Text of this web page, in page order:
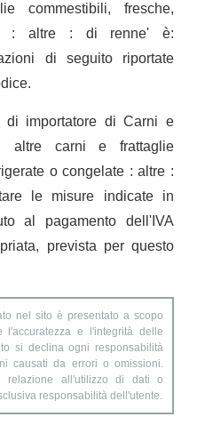
commestibili, fresche,
: altre : di renne' è:
di seguito riportate
di importatore di Carni e
altre carni e frattaglie
o congelate : altre :
le misure indicate in
al pagamento dell'IVA
prevista per questo
nel sito è presentato a scopo
l'accuratezza e l'integrità delle
si declina ogni responsabilità
causati da errori o omissioni.
relazione all'utilizzo di dati o
responsabilità dell'utente.